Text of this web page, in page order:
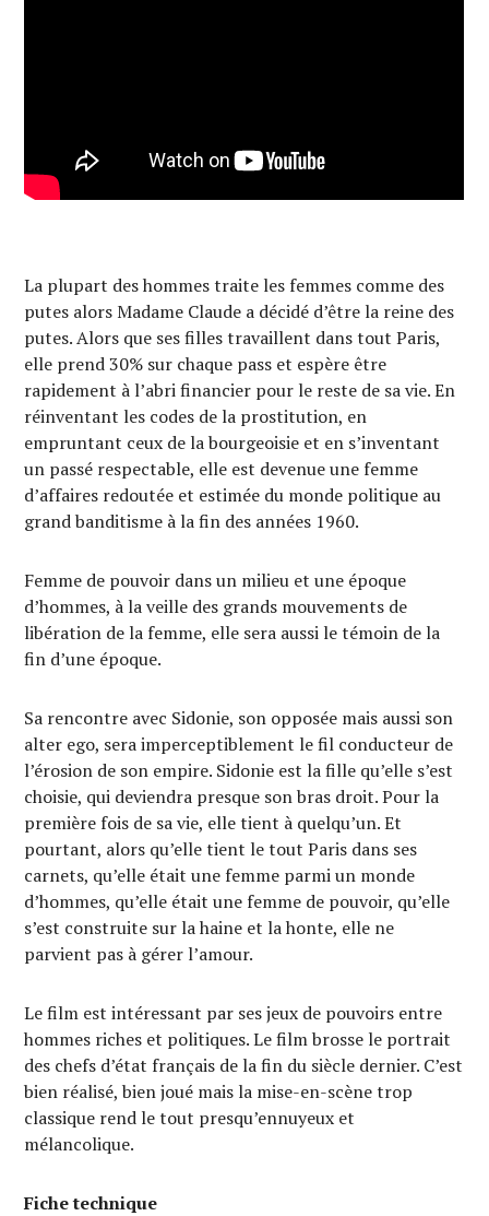
La plupart des hommes traite les femmes comme des
putes alors Madame Claude a décidé d’être la reine des
putes. Alors que ses filles travaillent dans tout Paris,
elle prend 30% sur chaque pass et espère être
rapidement à l’abri financier pour le reste de sa vie. En
réinventant les codes de la prostitution, en
empruntant ceux de la bourgeoisie et en s’inventant
un passé respectable, elle est devenue une femme
d’affaires redoutée et estimée du monde politique au
grand banditisme à la fin des années 1960.
Femme de pouvoir dans un milieu et une époque
d’hommes, à la veille des grands mouvements de
libération de la femme, elle sera aussi le témoin de la
fin d’une époque.
Sa rencontre avec Sidonie, son opposée mais aussi son
alter ego, sera imperceptiblement le fil conducteur de
l’érosion de son empire. Sidonie est la fille qu’elle s’est
choisie, qui deviendra presque son bras droit. Pour la
première fois de sa vie, elle tient à quelqu’un. Et
pourtant, alors qu’elle tient le tout Paris dans ses
carnets, qu’elle était une femme parmi un monde
d’hommes, qu’elle était une femme de pouvoir, qu’elle
s’est construite sur la haine et la honte, elle ne
parvient pas à gérer l’amour.
Le film est intéressant par ses jeux de pouvoirs entre
hommes riches et politiques. Le film brosse le portrait
des chefs d’état français de la fin du siècle dernier. C’est
bien réalisé, bien joué mais la mise-en-scène trop
classique rend le tout presqu’ennuyeux et
mélancolique.
Fiche technique